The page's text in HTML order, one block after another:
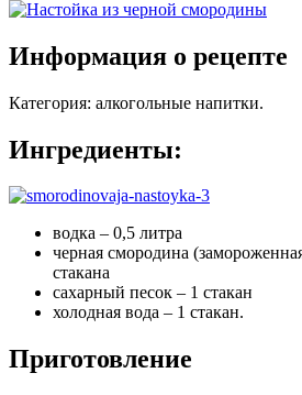
Информация о рецепте
Категория: алкогольные напитки.
Ингредиенты:
водка – 0,5 литра
черная смородина
стакана
сахарный песок – 1 стакан
холодная вода – 1 стакан.
Приготовление